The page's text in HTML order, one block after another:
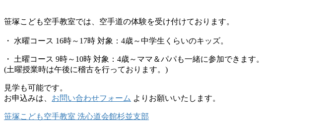
笹塚こども空手教室では、空手道の体験を受け付けております。
・ 水曜コース 16時～17時 対象：4歳～中学生くらいのキッズ。
・ 土曜コース 9時～10時 対象：4歳～ママ＆パパも一緒に参加できます。
(土曜授業時は午後に稽古を行っております。)
見学も可能です。
お申込みは、 お問い合わせフォーム よりお願いいたします。
笹塚こども空手教室 洗心道会館杉並支部